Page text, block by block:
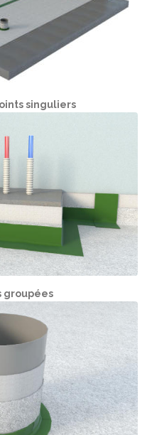
singuliers
groupées